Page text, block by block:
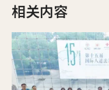
相关内容